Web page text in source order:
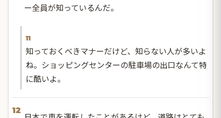
ー全員が知っているんだ。
11
知っておくべきマナーだけど、知らない人が多いよ
ね。ショッピングセンターの駐車場の出口なんて特
に酷いよ。
12